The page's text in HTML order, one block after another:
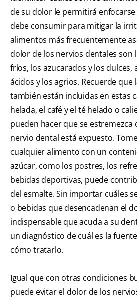
de su dolor le permitirá
debe consumir para mitigar la
alimentos más frecuentemente
dolor de los nervios dentales son
fríos, los azucarados y los dulces,
ácidos y los agrios. Recuerde que
también están incluidas en estas
helada, el café y el té helado o
pueden hacer que se estremezca
nervio dental está expuesto.
cualquier alimento con un
azúcar, como los postres, los
bebidas deportivas, puede
del esmalte. Sin importar cuáles
o bebidas que desencadenan el
indispensable que acuda a su
un diagnóstico de cuál es la
cómo tratarlo.
Igual que con otras condiciones
puede evitar el dolor de los